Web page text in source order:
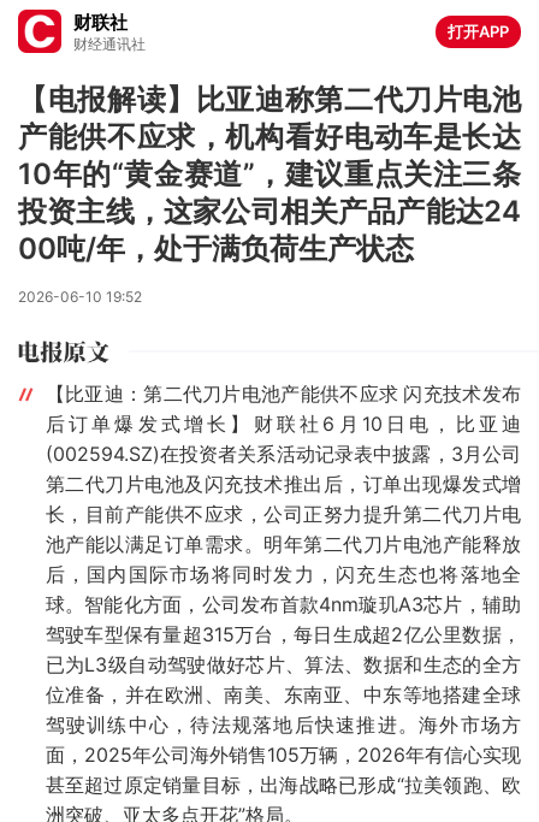
财联社
财经通讯社
打开APP
【电报解读】比亚迪称第二代刀片电池
产能供不应求，机构看好电动车是长达
10年的“黄金赛道”，建议重点关注三条
投资主线，这家公司相关产品产能达24
00吨/年，处于满负荷生产状态
2026-06-10 19:52
【比亚迪：第二代刀片电池产能供不应求 闪充技术发布
后订单爆发式增长】财联社6月10日电，比亚迪
(002594.SZ)在投资者关系活动记录表中披露，3月公司
第二代刀片电池及闪充技术推出后，订单出现爆发式增
长，目前产能供不应求，公司正努力提升第二代刀片电
池产能以满足订单需求。明年第二代刀片电池产能释放
后，国内国际市场将同时发力，闪充生态也将落地全
球。智能化方面，公司发布首款4nm璇玑A3芯片，辅助
驾驶车型保有量超315万台，每日生成超2亿公里数据，
已为L3级自动驾驶做好芯片、算法、数据和生态的全方
位准备，并在欧洲、南美、东南亚、中东等地搭建全球
驾驶训练中心，待法规落地后快速推进。海外市场方
面，2025年公司海外销售105万辆，2026年有信心实现
甚至超过原定销量目标，出海战略已形成“拉美领跑、欧
洲突破、亚太多点开花”格局。